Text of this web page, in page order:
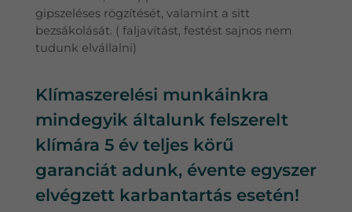
gipszeléses rögzítését, valamint a sitt
bezsákolását. ( faljavítást, festést sajnos nem
tudunk elvállalni)
Klímaszerelési munkáinkra
mindegyik általunk felszerelt
klímára 5 év teljes körű
garanciát adunk, évente egyszer
elvégzett karbantartás esetén!